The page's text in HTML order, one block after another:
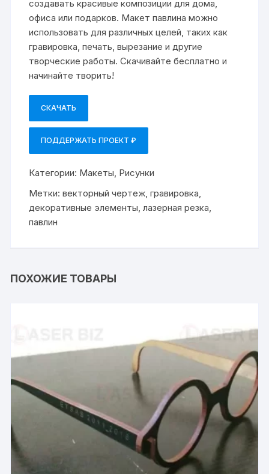
создавать красивые композиции для дома,
офиса или подарков. Макет павлина можно
использовать для различных целей, таких как
гравировка, печать, вырезание и другие
творческие работы. Скачивайте бесплатно и
начинайте творить!
СКАЧАТЬ
ПОДДЕРЖАТЬ ПРОЕКТ ₽
Категории: Макеты Рисунки
Метки:векторный чертеж ,гравировка
декоративные элементы ,лазерная резка
павлин
ПОХОЖИЕ ТОВАРЫ